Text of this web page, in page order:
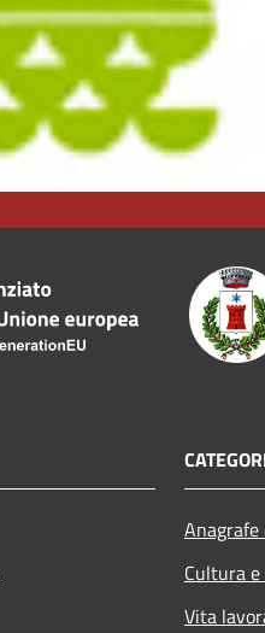
Cultura
Vita